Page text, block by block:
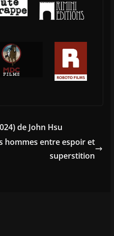
de John Hsu
hommes entre espoir et
superstition